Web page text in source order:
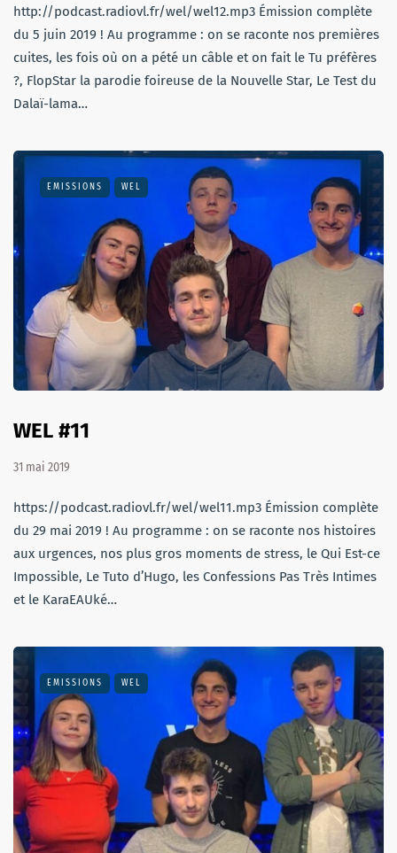
http://podcast.radiovl.fr/wel/wel12.mp3 Émission complète
du 5 juin 2019 ! Au programme : on se raconte nos premières
cuites, les fois où on a pété un câble et on fait le Tu préfères
?, FlopStar la parodie foireuse de la Nouvelle Star, Le Test du
Dalaï-lama…
EMISSIONS WEL
WEL #11
31 mai 2019
https://podcast.radiovl.fr/wel/wel11.mp3 Émission complète
du 29 mai 2019 ! Au programme : on se raconte nos histoires
aux urgences, nos plus gros moments de stress, le Qui Est-ce
Impossible, Le Tuto d’Hugo, les Confessions Pas Très Intimes
et le KaraEAUké…
EMISSIONS WEL